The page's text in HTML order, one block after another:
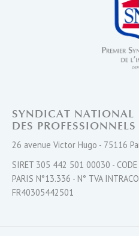
SYNDICAT NATIONAL
DES
26 avenue Victor Hugo - 75116
SIRET 305 442 501 00030 - CODE
PARIS N°13.336 - N° TVA
FR40305442501